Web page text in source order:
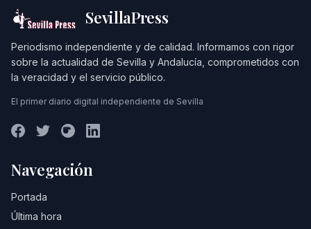
SevillaPress
Periodismo independiente y de calidad. Informamos con rigor
sobre la actualidad de Sevilla y Andalucía, comprometidos con
la veracidad y el servicio público.
El primer diario digital independiente de Sevilla
Navegación
Portada
Última hora